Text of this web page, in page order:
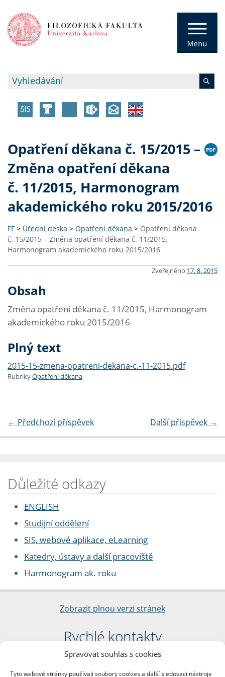
Spravovat souhlas s cookies
Tyto webové stránky používají soubory cookies a další sledovací nástroje
Opatření děkana č. 15/2015 –
Změna opatření děkana
č. 11/2015, Harmonogram
akademického roku 2015/2016
FF > Úřední deska > Opatření děkana > Opatření děkana
č. 15/2015 – Změna opatření děkana č. 11/2015,
Harmonogram akademického roku 2015/2016
Zveřejněno 17. 8. 2015
Obsah
Změna opatření děkana č. 11/2015, Harmonogram
akademického roku 2015/2016
Plný text
2015-15-zmena-opatreni-dekana-c.-11-2015.pdf
RubrikyOpatření děkana
← Předchozí příspěvek Další příspěvek →
Důležité odkazy
ENGLISH
Studijní oddělení
SIS, webové aplikace, eLearning
Katedry, ústavy a další pracoviště
Harmonogram ak. roku
Zobrazit plnou verzi stránek
Rychlé kontakty
Filozofická fakulta